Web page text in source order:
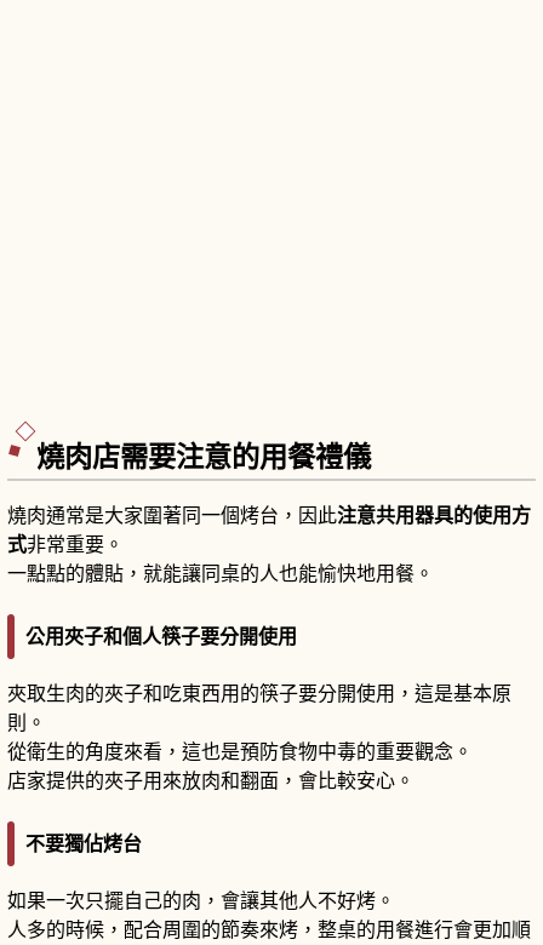
燒肉店需要注意的用餐禮儀
燒肉通常是大家圍著同一個烤台，因此注意共用器具的使用方
式非常重要。
一點點的體貼，就能讓同桌的人也能愉快地用餐。
公用夾子和個人筷子要分開使用
夾取生肉的夾子和吃東西用的筷子要分開使用，這是基本原
則。
從衛生的角度來看，這也是預防食物中毒的重要觀念。
店家提供的夾子用來放肉和翻面，會比較安心。
不要獨佔烤台
如果一次只擺自己的肉，會讓其他人不好烤。
人多的時候，配合周圍的節奏來烤，整桌的用餐進行會更加順